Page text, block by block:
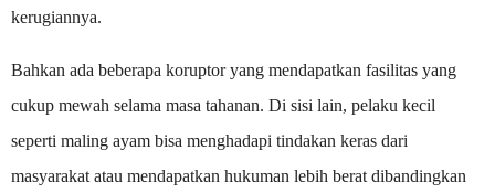
kerugiannya.
Bahkan ada beberapa koruptor yang mendapatkan fasilitas yang
cukup mewah selama masa tahanan. Di sisi lain, pelaku kecil
seperti maling ayam bisa menghadapi tindakan keras dari
masyarakat atau mendapatkan hukuman lebih berat dibandingkan